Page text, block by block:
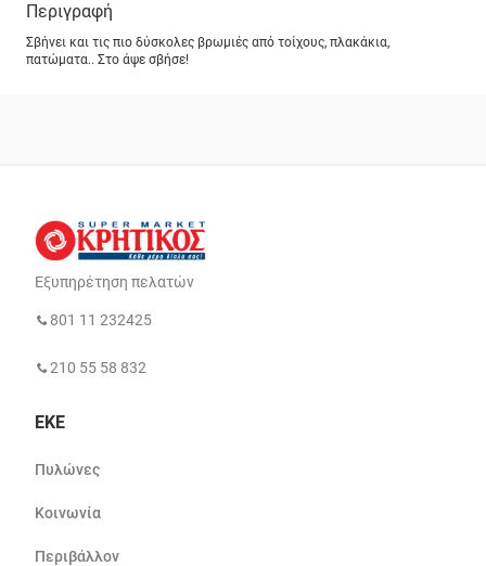
Περιγραφή
Σβήνει και τις πιο δύσκολες βρωμιές από τοίχους, πλακάκια,
πατώματα.. Στο άψε σβήσε!
Εξυπηρέτηση πελατών
801 11 232425
210 55 58 832
ΕΚΕ
Πυλώνες
Κοινωνία
Περιβάλλον